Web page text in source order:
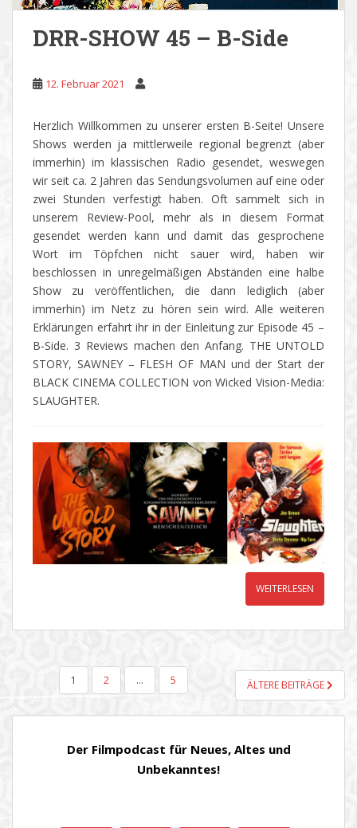
DRR-SHOW 45 – B-Side
12. Februar 2021
Herzlich Willkommen zu unserer ersten B-Seite! Unsere
Shows werden ja mittlerweile regional begrenzt (aber
immerhin) im klassischen Radio gesendet, weswegen
wir seit ca. 2 Jahren das Sendungsvolumen auf eine oder
zwei Stunden verfestigt haben. Oft sammelt sich in
unserem Review-Pool, mehr als in diesem Format
gesendet werden kann und damit das gesprochene
Wort im Töpfchen nicht sauer wird, haben wir
beschlossen in unregelmäßigen Abständen eine halbe
Show zu veröffentlichen, die dann lediglich (aber
immerhin) im Netz zu hören sein wird. Alle weiteren
Erklärungen erfahrt ihr in der Einleitung zur Episode 45 –
B-Side. 3 Reviews machen den Anfang. THE UNTOLD
STORY, SAWNEY – FLESH OF MAN und der Start der
BLACK CINEMA COLLECTION von Wicked Vision-Media:
SLAUGHTER.
WEITERLESEN
SEITENNUMMERIERUNG
BEITRÄGE
1 2 … 5 ÄLTERE BEITRÄGE
Der Filmpodcast für Neues, Altes und
Unbekanntes!